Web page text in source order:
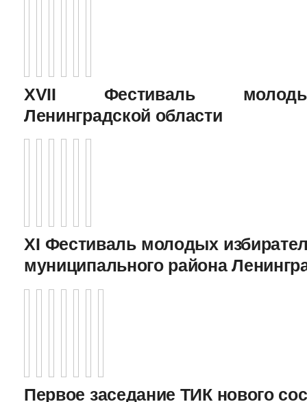
XVII Фестиваль
Ленинградской области
XI Фестиваль молодых
муниципального района
Первое заседание ТИК нового